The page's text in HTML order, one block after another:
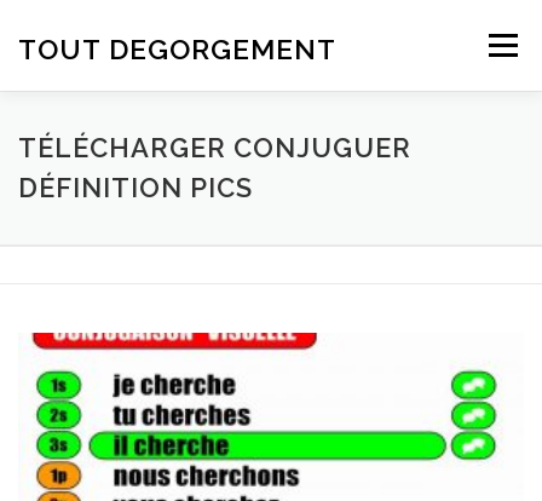
TOUT DEGORGEMENT Menu
TÉLÉCHARGER CONJUGUER
DÉFINITION PICS